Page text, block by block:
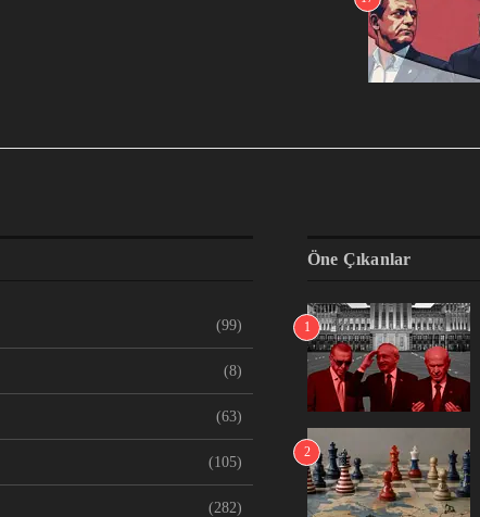
(99)
(8)
(63)
(105)
(282)
Öne Çıkanlar
1
2